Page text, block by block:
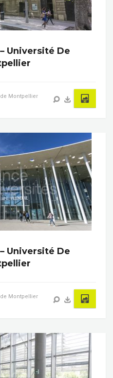
Université De
Montpellier
Université De
Montpellier